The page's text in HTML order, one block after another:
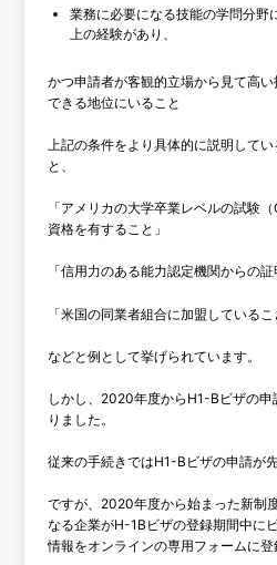
業務に必要になる技能の学問分野
上の経験があり、
かつ申請者が客観的立場から見て高
できる地位にいること
上記の条件をより具体的に説明して
と、
「アメリカの大学卒業レベルの試験
資格を有すること」
「信用力のある能力認定機関からの
「米国の同業者組合に加盟しているこ
などと例として挙げられています。
しかし、2020年度からH1-Bビザの
りました。
従来の手続きではH1-Bビザの申請が
ですが、2020年度から始まった新制
なる企業がH-1Bビザの登録期間中に
情報をオンラインの専用フォームに登